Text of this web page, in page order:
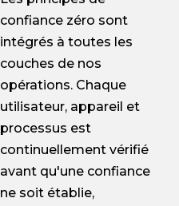
confiance zéro sont
intégrés à toutes les
couches de nos
opérations. Chaque
utilisateur, appareil et
processus est
continuellement vérifié
avant qu'une confiance
ne soit établie,